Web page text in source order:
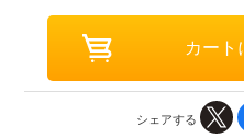
シェアする